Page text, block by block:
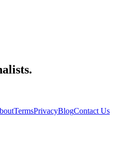
TermsPrivacyBlogContact Us